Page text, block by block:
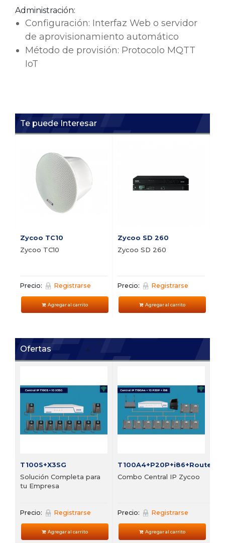
Administración:
Configuración: Interfaz Web o servidor
de aprovisionamiento automático
Método de provisión: Protocolo MQTT
IoT
Te puede Interesar
Zycoo TC10
Zycoo TC10
Precio: Registrarse
Agregar al carrito
Zycoo SD 260
Zycoo SD 260
Precio: Registrarse
Agregar al carrito
Ofertas
T100S+X3SG
Solución Completa para
tu Empresa
Precio: Registrarse
Agregar al carrito
T100A4+P20P+i86+Router
Combo Central IP Zycoo
Precio: Registrarse
Agregar al carrito